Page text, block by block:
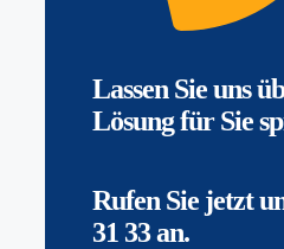
Lassen Sie uns
Lösung für Sie
Rufen Sie jetzt
31 33an.